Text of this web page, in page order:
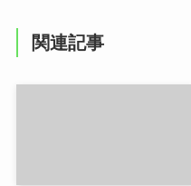
関連記事